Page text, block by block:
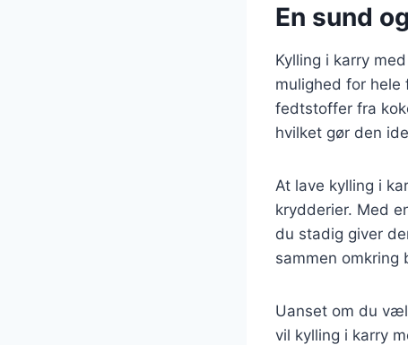
En sund
Kylling i karry
mulighed for hele
fedtstoffer fra
hvilket gør den
At lave kylling i
krydderier. Med
du stadig giver
sammen omkring
Uanset om du
vil kylling i karry